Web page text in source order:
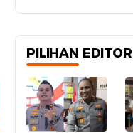
PILIHAN EDITOR